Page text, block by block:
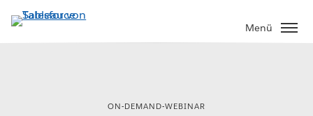
Direkt
zum
Menü
ON-DEMAND-WEBINAR